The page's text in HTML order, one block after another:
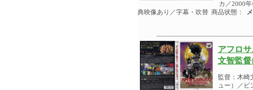
カ／2000
典映像あり／字幕・吹替 商品状態：
アフロ
文智監
監督：木崎
ュー）／ビ